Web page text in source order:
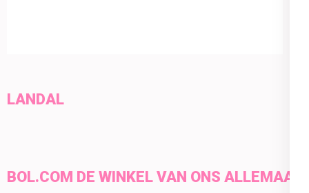
LANDAL
BOL.COM DE WINKEL VAN ONS ALLEMAAL